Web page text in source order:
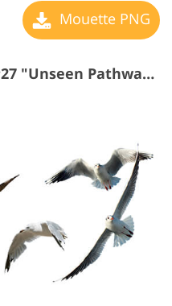
Mouette PNG
Mouettes Transparent #27 "Unseen Pathways"